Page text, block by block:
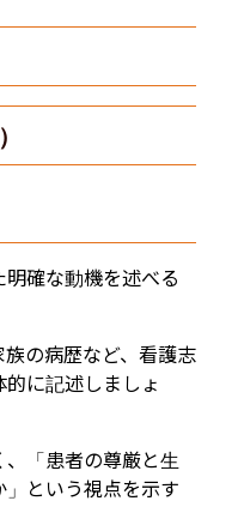
確な動機を述べる
の病歴など、看護志
に記述しましょ
「患者の尊厳と生
という視点を示す